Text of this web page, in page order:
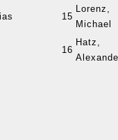
15
Lorenz,
Michael
16
Hatz,